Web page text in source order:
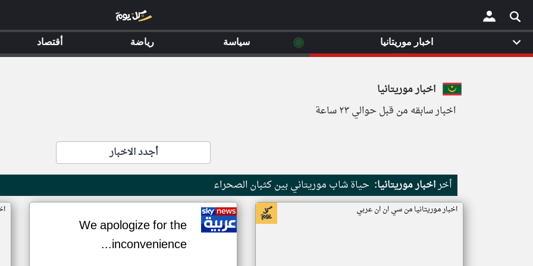
×
اخبار موريتانيا
اخبار سابقه من قبل حوالي ٢٣ ساعة
أجدد الاخبار
أخراخبار موريتانيا: حياة شاب موريتاني بين كثبان الصحراء
اخبار موريتانيا من سي ان ان عربي
We apologize for the
inconvenience...
اخبار موريتانيا ◉ سياسة رياضة أقتصاد